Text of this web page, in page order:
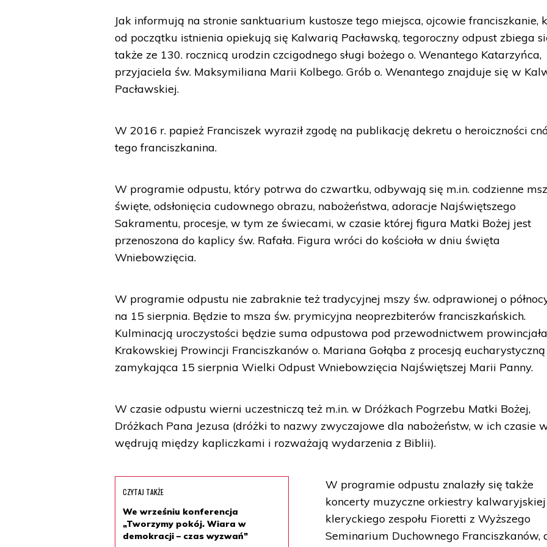
Jak informują na stronie sanktuarium kustosze tego miejsca, ojcowie franciszkanie,
od początku istnienia opiekują się Kalwarią Pacławską, tegoroczny odpust zbiega
także ze 130. rocznicą urodzin czcigodnego sługi bożego o. Wenantego Katarzyńca,
przyjaciela św. Maksymiliana Marii Kolbego. Grób o. Wenantego znajduje się w
Pacławskiej.
W 2016 r. papież Franciszek wyraził zgodę na publikację dekretu o heroiczności
tego franciszkanina.
W programie odpustu, który potrwa do czwartku, odbywają się m.in. codzienne
święte, odsłonięcia cudownego obrazu, nabożeństwa, adoracje Najświętszego
Sakramentu, procesje, w tym ze świecami, w czasie której figura Matki Bożej jest
przenoszona do kaplicy św. Rafała. Figura wróci do kościoła w dniu święta
Wniebowzięcia.
W programie odpustu nie zabraknie też tradycyjnej mszy św. odprawionej o
na 15 sierpnia. Będzie to msza św. prymicyjna neoprezbiterów franciszkańskich.
Kulminacją uroczystości będzie suma odpustowa pod przewodnictwem prowincjała
Krakowskiej Prowincji Franciszkanów o. Mariana Gołąba z procesją eucharystyczną
zamykająca 15 sierpnia Wielki Odpust Wniebowzięcia Najświętszej Marii Panny.
W czasie odpustu wierni uczestniczą też m.in. w Dróżkach Pogrzebu Matki Bożej,
Dróżkach Pana Jezusa (dróżki to nazwy zwyczajowe dla nabożeństw, w ich czasie
wędrują między kapliczkami i rozważają wydarzenia z Biblii).
CZYTAJ TAKŻE
We wrześniu konferencja
„Tworzymy pokój. Wiara w
demokracji – czas wyzwań”
W programie odpustu znalazły się także
koncerty muzyczne orkiestry
kleryckiego zespołu Fioretti z Wyższego
Seminarium Duchownego Franciszkanów,